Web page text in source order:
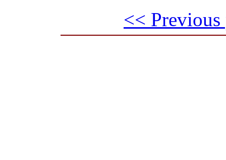
<< Previous